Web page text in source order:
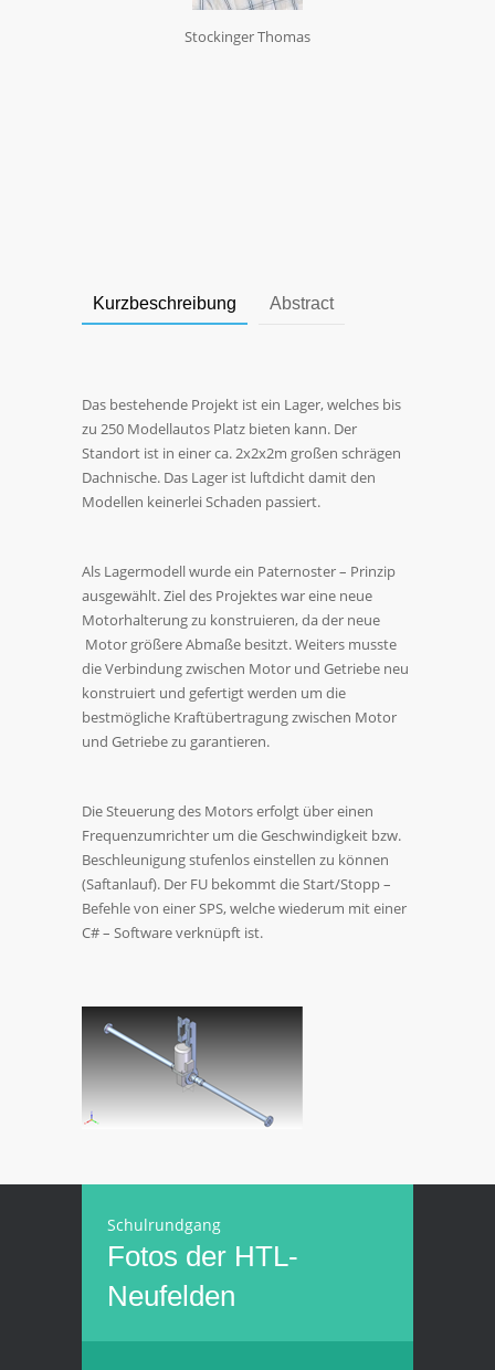
Stockinger Thomas
Kurzbeschreibung Abstract
Das bestehende Projekt ist ein Lager, welches bis
zu 250 Modellautos Platz bieten kann. Der
Standort ist in einer ca. 2x2x2m großen schrägen
Dachnische. Das Lager ist luftdicht damit den
Modellen keinerlei Schaden passiert.
Als Lagermodell wurde ein Paternoster – Prinzip
ausgewählt. Ziel des Projektes war eine neue
Motorhalterung zu konstruieren, da der neue
Motor größere Abmaße besitzt. Weiters musste
die Verbindung zwischen Motor und Getriebe neu
konstruiert und gefertigt werden um die
bestmögliche Kraftübertragung zwischen Motor
und Getriebe zu garantieren.
Die Steuerung des Motors erfolgt über einen
Frequenzumrichter um die Geschwindigkeit bzw.
Beschleunigung stufenlos einstellen zu können
(Saftanlauf). Der FU bekommt die Start/Stopp –
Befehle von einer SPS, welche wiederum mit einer
C# – Software verknüpft ist.
Schulrundgang
Fotos der HTL-
Neufelden